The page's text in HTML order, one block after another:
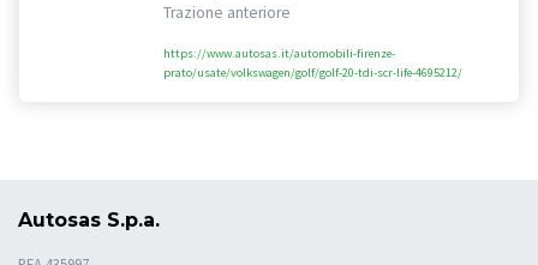
Trazione anteriore
https://www.autosas.it/automobili-firenze-
prato/usate/volkswagen/golf/golf-20-tdi-scr-life-4695212/
Autosas S.p.a.